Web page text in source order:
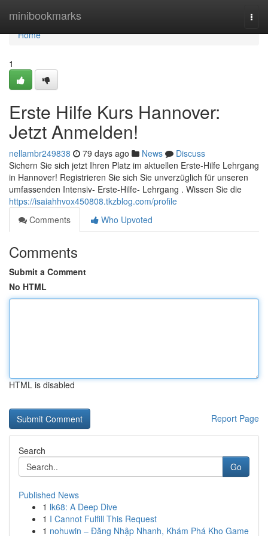
minibookmarks
Home
Home
1
Erste Hilfe Kurs Hannover:
Jetzt Anmelden!
nellambr249838 79 days ago News
Discuss
Sichern Sie sich jetzt Ihren Platz im aktuellen Erste-Hilfe Lehrgang
in Hannover! Registrieren Sie sich Sie unverzüglich für unseren
umfassenden Intensiv- Erste-Hilfe- Lehrgang . Wissen Sie die
https://isaiahhvox450808.tkzblog.com/profile
Comments
Who Upvoted
Comments
Submit a Comment
No HTML
HTML is disabled
Report Page
Search
Go
Published News
1 lk68: A Deep Dive
1 I Cannot Fulfill This Request
1 nohuwin – Đăng Nhập Nhanh, Khám Phá Kho Game